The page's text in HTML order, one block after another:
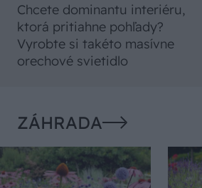
Chcete dominantu interiéru,
ktorá pritiahne pohľady?
Vyrobte si takéto masívne
orechové svietidlo
ZÁHRADA